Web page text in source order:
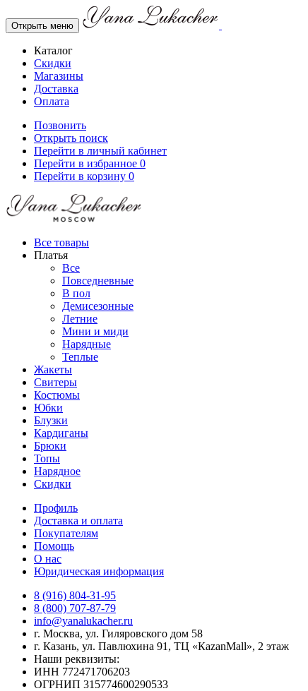
Открыть меню
Каталог
Скидки
Магазины
Доставка
Оплата
Позвонить
Открыть поиск
Перейти в личный кабинет
Перейти в избранное 0
Перейти в корзину 0
Все товары
Платья
Все
Повседневные
В пол
Демисезонные
Летние
Мини и миди
Нарядные
Теплые
Жакеты
Свитеры
Костюмы
Юбки
Блузки
Кардиганы
Брюки
Топы
Нарядное
Скидки
Профиль
Доставка и оплата
Покупателям
Помощь
О нас
Юридическая информация
8 (916) 804-31-95
8 (800) 707-87-79
info@yanalukacher.ru
г. Москва, ул. Гиляровского дом 58
г. Казань, ул. Павлюхина 91, ТЦ «КazanMall», 2 этаж
Наши реквизиты:
ИНН 772471706203
ОГРНИП 315774600290533